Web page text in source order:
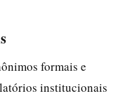
formais e
institucionais